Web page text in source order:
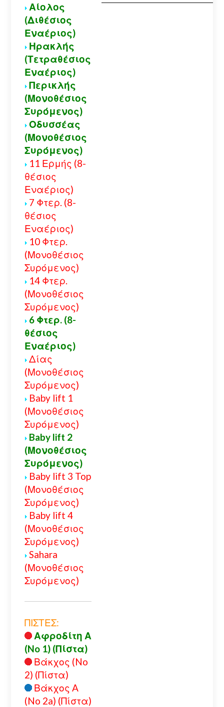
Αίολος
(Διθέσιος
Εναέριος)
Ηρακλής
(Τετραθέσιος
Εναέριος)
Περικλής
(Μονοθέσιος
Συρόμενος)
Οδυσσέας
(Μονοθέσιος
Συρόμενος)
11 Ερμής (8-
θέσιος
Εναέριος)
7 Φτερ. (8-
θέσιος
Εναέριος)
10 Φτερ.
(Μονοθέσιος
Συρόμενος)
14 Φτερ.
(Μονοθέσιος
Συρόμενος)
6 Φτερ. (8-
θέσιος
Εναέριος)
Δίας
(Μονοθέσιος
Συρόμενος)
Baby lift 1
(Μονοθέσιος
Συρόμενος)
Baby lift 2
(Μονοθέσιος
Συρόμενος)
Baby lift 3 Top
(Μονοθέσιος
Συρόμενος)
Baby lift 4
(Μονοθέσιος
Συρόμενος)
Sahara
(Μονοθέσιος
Συρόμενος)
ΠΙΣΤΕΣ:
Αφροδίτη Α
(No 1) (Πίστα)
Βάκχος (No
2) (Πίστα)
Βάκχος A
(No 2a) (Πίστα)